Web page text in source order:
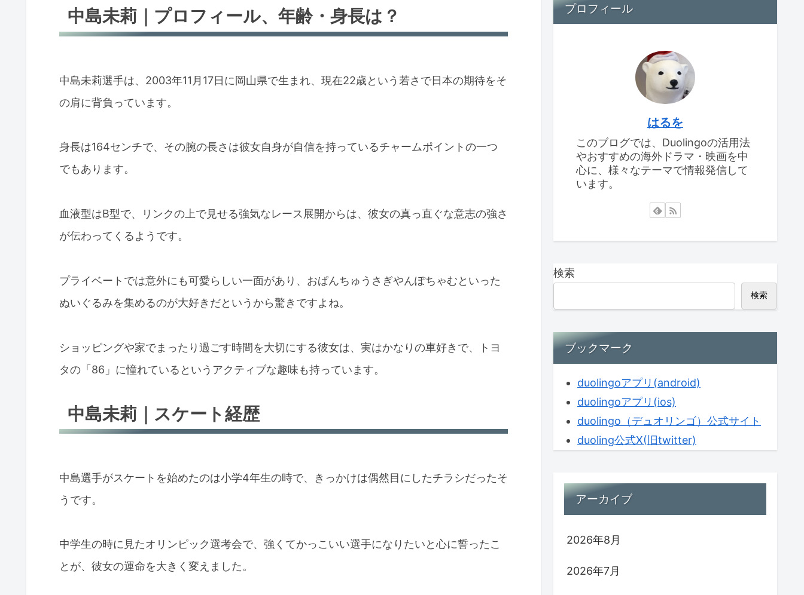
中島未莉｜プロフィール、年齢・身長は？
中島未莉選手は、2003年11月17日に岡山県で生まれ、現在22歳という若さで日本の期待をそ
の肩に背負っています。
身長は164センチで、その腕の長さは彼女自身が自信を持っているチャームポイントの一つ
でもあります。
血液型はB型で、リンクの上で見せる強気なレース展開からは、彼女の真っ直ぐな意志の強さ
が伝わってくるようです。
プライベートでは意外にも可愛らしい一面があり、おぱんちゅうさぎやんぽちゃむといった
ぬいぐるみを集めるのが大好きだというから驚きですよね。
ショッピングや家でまったり過ごす時間を大切にする彼女は、実はかなりの車好きで、トヨ
タの「86」に憧れているというアクティブな趣味も持っています。
中島未莉｜スケート経歴
中島選手がスケートを始めたのは小学4年生の時で、きっかけは偶然目にしたチラシだったそ
うです。
中学生の時に見たオリンピック選考会で、強くてかっこいい選手になりたいと心に誓ったこ
とが、彼女の運命を大きく変えました。
プロフィール
はるを
このブログでは、Duolingoの活用法
やおすすめの海外ドラマ・映画を中
心に、様々なテーマで情報発信して
います。
検索
検索
ブックマーク
duolingoアプリ(android)
duolingoアプリ(ios)
duolingo（デュオリンゴ）公式サイト
duoling公式X(旧twitter)
アーカイブ
2026年8月
2026年7月